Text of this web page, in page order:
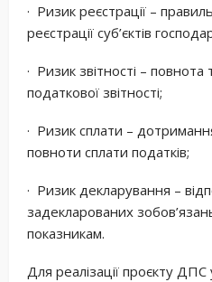
· Ризик реєстрації –
реєстрації суб’єктів
· Ризик звітності – повнота
податкової звітності;
· Ризик сплати –
повноти сплати податків;
· Ризик декларування –
задекларованих
показникам.
Для реалізації проєкту ДПС